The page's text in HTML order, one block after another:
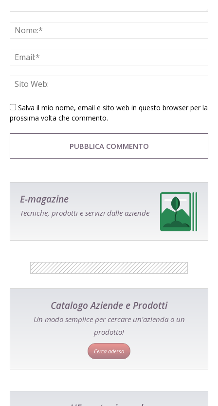
Salva il mio nome, email e sito web in questo browser per la
prossima volta che commento.
E-magazine
Tecniche, prodotti e servizi dalle aziende
Catalogo Aziende e Prodotti
Un modo semplice per cercare un'azienda o un
prodotto!
Cerca adesso